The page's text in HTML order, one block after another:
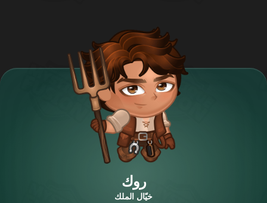
روك
خيّال الملك